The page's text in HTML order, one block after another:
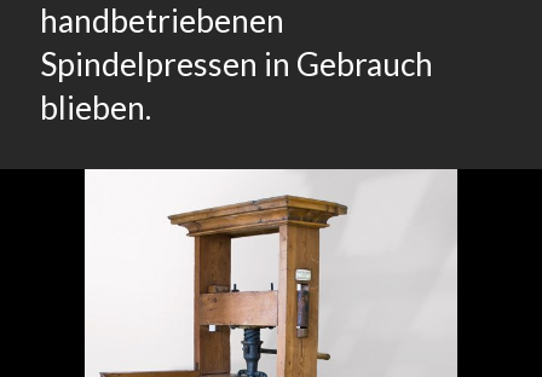
handbetriebenen
Spindelpressen in Gebrauch
blieben.